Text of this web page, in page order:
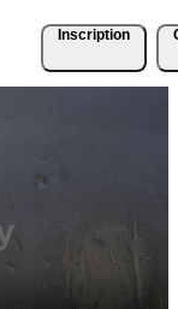
Inscription